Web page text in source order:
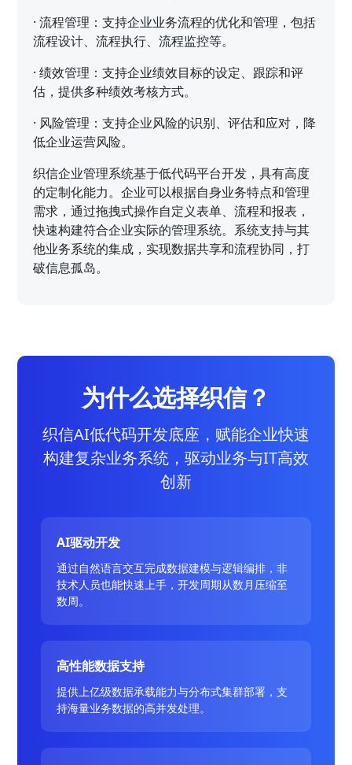
·流程管理：支持企业业务流程的优化和管理，包括
流程设计、流程执行、流程监控等。
·绩效管理：支持企业绩效目标的设定、跟踪和评
估，提供多种绩效考核方式。
· 风险管理：支持企业风险的识别、评估和应对，降
低企业运营风险。
织信企业管理系统基于低代码平台开发，具有高度
的定制化能力。企业可以根据自身业务特点和管理
需求，通过拖拽式操作自定义表单、流程和报表，
快速构建符合企业实际的管理系统。系统支持与其
他业务系统的集成，实现数据共享和流程协同，打
破信息孤岛。
为什么选择织信？
织信AI低代码开发底座，赋能企业快速
构建复杂业务系统，驱动业务与IT高效
创新
AI驱动开发
通过自然语言交互完成数据建模与逻辑编排，非
技术人员也能快速上手，开发周期从数月压缩至
数周。
高性能数据支持
提供上亿级数据承载能力与分布式集群部署，支
持海量业务数据的高并发处理。